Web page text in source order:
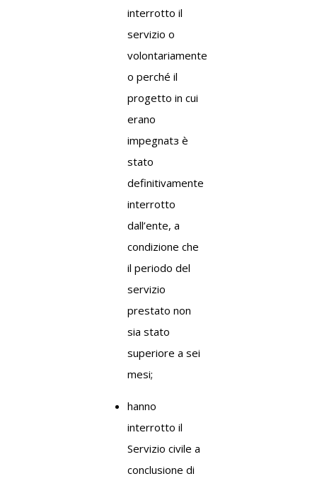
interrotto il
servizio o
volontariamente
o perché il
progetto in cui
erano
impegnatз è
stato
definitivamente
interrotto
dall’ente, a
condizione che
il periodo del
servizio
prestato non
sia stato
superiore a sei
mesi;
hanno
interrotto il
Servizio civile a
conclusione di